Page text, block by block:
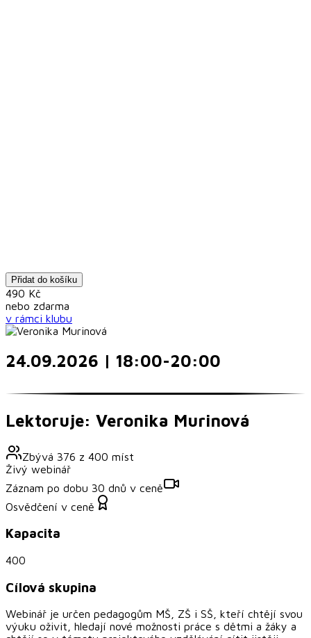
Přidat do košíku
490 Kč
nebo zdarma
v rámci klubu
24.09.2026 | 18:00-20:00
Lektoruje: Veronika Murinová
Zbývá 376 z 400 míst
Živý webinář
Záznam po dobu 30 dnů v ceně
Osvědčení v ceně
Kapacita
400
Cílová skupina
Webinář je určen pedagogům MŠ, ZŠ i SŠ, kteří chtějí svou
výuku oživit, hledají nové možnosti práce s dětmi a žáky a